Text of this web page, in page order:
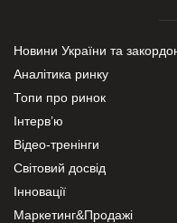
Новини України та
Аналітика ринку
Топи про ринок
Інтерв’ю
Відео-тренінги
Світовий досвід
Інновації
Маркетинг&Продажі